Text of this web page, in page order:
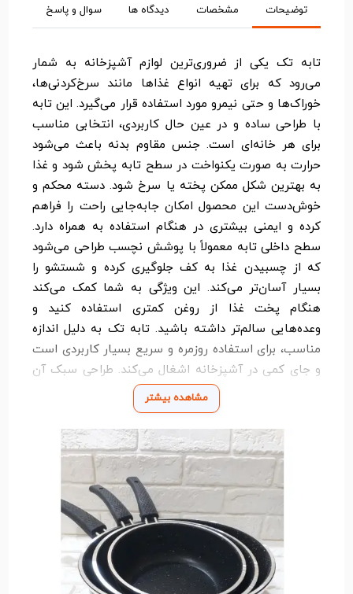
توضیحات مشخصات دیدگاه ها سوال و پاسخ
تابه تک یکی از ضروری‌ترین لوازم آشپزخانه به شمار
می‌رود که برای تهیه انواع غذاها مانند سرخ‌کردنی‌ها،
خوراک‌ها و حتی نیمرو مورد استفاده قرار می‌گیرد. این تابه
با طراحی ساده و در عین حال کاربردی، انتخابی مناسب
برای هر خانه‌ای است. جنس مقاوم بدنه باعث می‌شود
حرارت به صورت یکنواخت در سطح تابه پخش شود و غذا
به بهترین شکل ممکن پخته یا سرخ شود. دسته محکم و
خوش‌دست این محصول امکان جابه‌جایی راحت را فراهم
کرده و ایمنی بیشتری در هنگام استفاده به همراه دارد.
سطح داخلی تابه معمولاً با پوشش نچسب طراحی می‌شود
که از چسبیدن غذا به کف جلوگیری کرده و شستشو را
بسیار آسان‌تر می‌کند. این ویژگی به شما کمک می‌کند
هنگام پخت غذا از روغن کمتری استفاده کنید و
وعده‌هایی سالم‌تر داشته باشید. تابه تک به دلیل اندازه
مناسب، برای استفاده روزمره و سریع بسیار کاربردی است
و جای کمی در آشپزخانه اشغال می‌کند. طراحی سبک آن
باعث می‌شود حمل و استفاده از آن بدون خستگی انجام
شود و به همین دلیل برای دانشجوها، زندگی‌های مجردی یا
خانواده‌هایی که به دنبال ابزار ساده و کاربردی هستند
انتخابی عالی است. این محصول به گونه‌ای ساخته شده
که در برابر حرارت بالا مقاوم است و تغییر شکل نمی‌دهد.
همچنین دوام و کیفیت ساخت آن سبب می‌شود مدت
زمان طولانی بتوانید از آن استفاده کنید. داشتن یک تابه
تک در آشپزخانه کمک می‌کند همیشه یک وسیله
دم‌دستی و کارآمد برای پخت سریع و آسان انواع غذاها در
اختیار داشته باشید. اگر به دنبال وسیله‌ای سبک، مقاوم و
مشاهده بیشتر